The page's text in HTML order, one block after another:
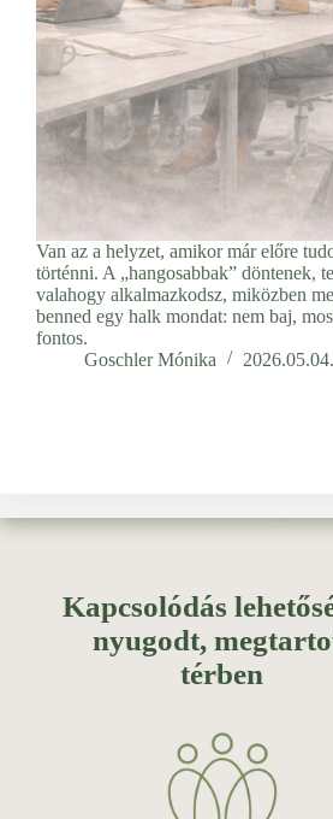
Van az a helyzet, amikor már előre
történni. A „hangosabbak” döntenek,
valahogy alkalmazkodsz, miközben
benned egy halk mondat: nem baj,
fontos.
Goschler Mónika
2026.05.04.
Kapcsolódás
nyugodt,
térben